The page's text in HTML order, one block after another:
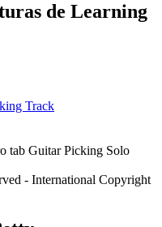
de Learning
Track
- International Copyright